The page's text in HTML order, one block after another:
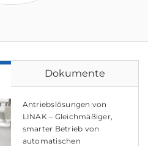
Dokumente
Antriebslösungen von
LINAK – Gleichmäßiger,
smarter Betrieb von
automatischen